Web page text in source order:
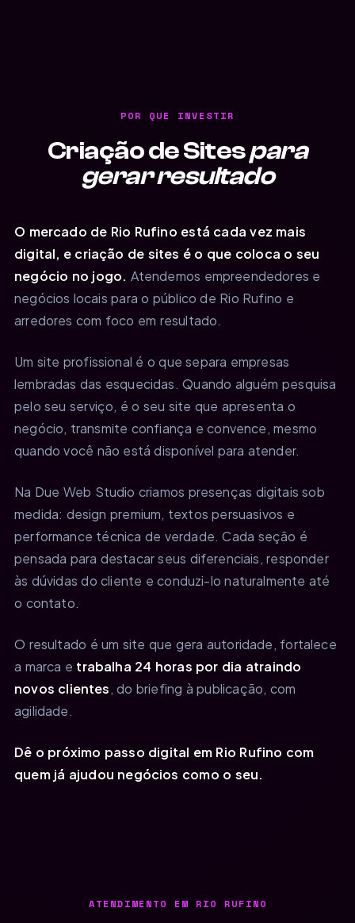
POR QUE INVESTIR
Criação de Sitespara
gerar resultado
O mercado de Rio Rufino está cada vez mais
digital, e criação de sites é o que coloca o seu
negócio no jogo. Atendemos empreendedores e
negócios locais para o público de Rio Rufino e
arredores com foco em resultado.
Um site profissional é o que separa empresas
lembradas das esquecidas. Quando alguém pesquisa
pelo seu serviço, é o seu site que apresenta o
negócio, transmite confiança e convence, mesmo
quando você não está disponível para atender.
Na Due Web Studio criamos presenças digitais sob
medida: design premium, textos persuasivos e
performance técnica de verdade. Cada seção é
pensada para destacar seus diferenciais, responder
às dúvidas do cliente e conduzi-lo naturalmente até
o contato.
O resultado é um site que gera autoridade, fortalece
a marca e trabalha 24 horas por dia atraindo
novos clientes, do briefing à publicação, com
agilidade.
Dê o próximo passo digital em Rio Rufino com
quem já ajudou negócios como o seu.
ATENDIMENTO EM RIO RUFINO